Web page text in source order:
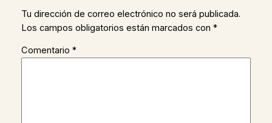
Tu dirección de correo electrónico no será publicada.
Los campos obligatorios están marcados con *
Comentario *